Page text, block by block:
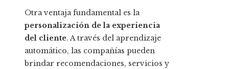
Otra ventaja fundamental es la
personalización de la experiencia
del cliente. A través del aprendizaje
automático, las compañías pueden
brindar recomendaciones, servicios y